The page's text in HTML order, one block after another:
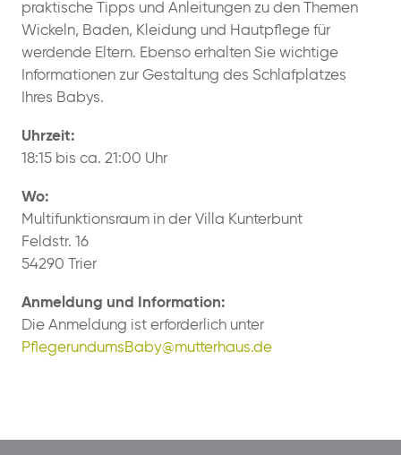
praktische Tipps und Anleitungen zu den Themen
Wickeln, Baden, Kleidung und Hautpflege für
werdende Eltern. Ebenso erhalten Sie wichtige
Informationen zur Gestaltung des Schlafplatzes
Ihres Babys.
Uhrzeit:
18:15 bis ca. 21:00 Uhr
Wo:
Multifunktionsraum in der Villa Kunterbunt
Feldstr. 16
54290 Trier
Anmeldung und Information:
Die Anmeldung ist erforderlich unter
PflegerundumsBaby@mutterhaus.de